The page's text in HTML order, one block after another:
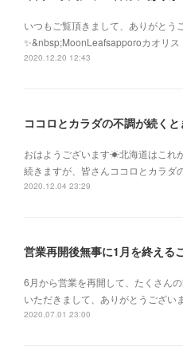
いつもご覧頂きまして、ありがとう
✨&nbsp;MoonLeafsapporoカオリス
2020.12.20 12:43
おはようございます☀北海道はこれ
続きますが、皆さんココロとカラダ
2020.12.04 23:29
6月から営業を再開して、たくさん
いただきまして、ありがとうござい
2020.07.01 23:00